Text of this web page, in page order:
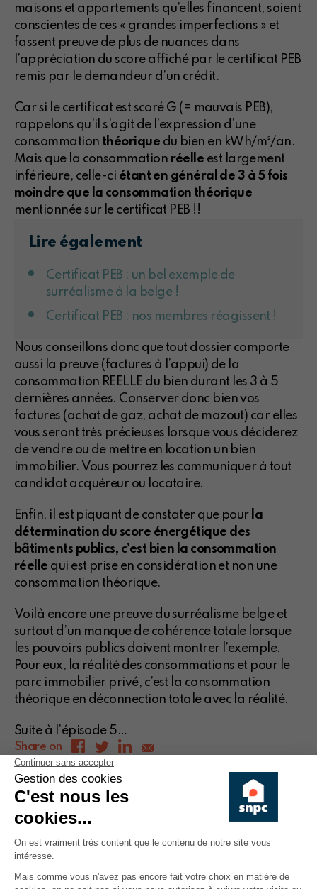
maisons et appartements qu’elles financent, soient
conscientes de ces « grandes imperfections » et
fassent preuve de plus de nuances dans
l’appréciation du score affiché par le certificat PEB
remis par le demandeur d’un crédit.
Car si le certificat est scoré G (= mauvais PEB),
rappelons qu’il s’agit de l’expression d’une
consommation théorique du bien en kWh/m²/an.
Mais que la consommation réelle est largement
inférieure, celle-ci étant en général de 3 à 5 fois
moindre que la consommation théorique
mentionnée sur le certificat PEB !!
Lire également
Certificat PEB : un bel exemple de
surréalisme à la belge !
Certificat PEB : nos membres réagissent !
Nous conseillons donc que tout dossier comporte
aussi la preuve (factures à l’appui) de la
consommation REELLE du bien durant les 3 à 5
dernières années. Conserver donc bien vos
factures (achat de gaz, achat de mazout) car elles
vous seront très précieuses lorsque vous déciderez
de vendre ou de mettre en location un bien
immobilier. Vous pourrez les communiquer à tout
candidat acquéreur ou locataire.
Enfin, il est piquant de constater que pourla
détermination du score énergétique des
bâtiments publics, c’est bien la consommation
réelle qui est prise en considération et non une
consommation théorique.
Voilà encore une preuve du surréalisme belge et
surtout d’un manque de cohérence totale lorsque
les pouvoirs publics doivent montrer l’exemple.
Pour eux, la réalité des consommations et pour le
parc immobilier privé, c’est la consommation
théorique en déconnection totale avec la réalité.
Suite à l’épisode 5…
Share on
1856
Avez-vous trouvé cet article
Cet article n'est valide qu'à la date où il a été publié.